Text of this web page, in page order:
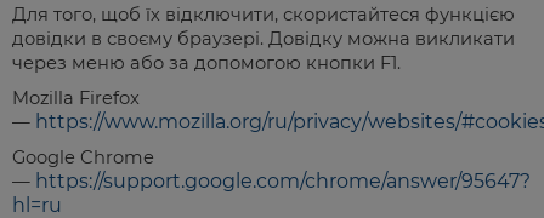
Для того, щоб їх відключити, скористайтеся функцією
довідки в своєму браузері. Довідку можна викликати
через меню або за допомогою кнопки F1.
Mozilla Firefox
— https://www.mozilla.org/ru/privacy/websites/
Google Chrome
— https://support.google.com/chrome/answer/95647?
hl=ru